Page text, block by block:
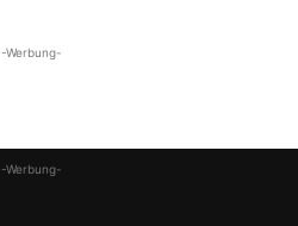
-Werbung-
-Werbung-